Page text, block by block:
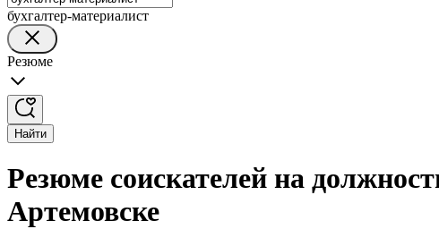
бухгалтер-материалист
Резюме
Найти
Резюме соискателей на
Артемовске